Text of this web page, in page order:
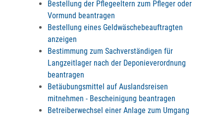
Bestellung der Pflegeeltern zum Pfleger oder
Vormund beantragen
Bestellung eines Geldwäschebeauftragten
anzeigen
Bestimmung zum Sachverständigen für
Langzeitlager nach der Deponieverordnung
beantragen
Betäubungsmittel auf Auslandsreisen
mitnehmen - Bescheinigung beantragen
Betreiberwechsel einer Anlage zum Umgang